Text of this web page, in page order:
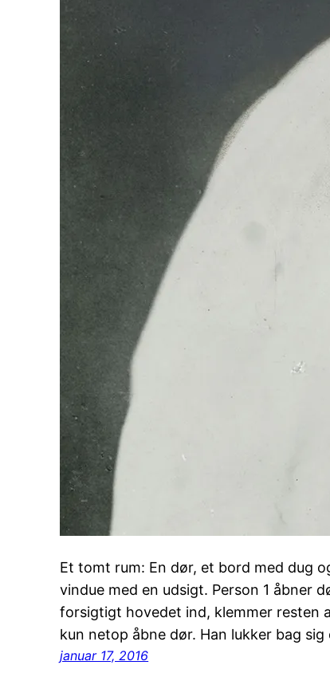
Et tomt rum: En dør, et bord med dug
vindue med en udsigt. Person 1 åbner
forsigtigt hovedet ind, klemmer resten
kun netop åbne dør. Han lukker bag
januar 17, 2016